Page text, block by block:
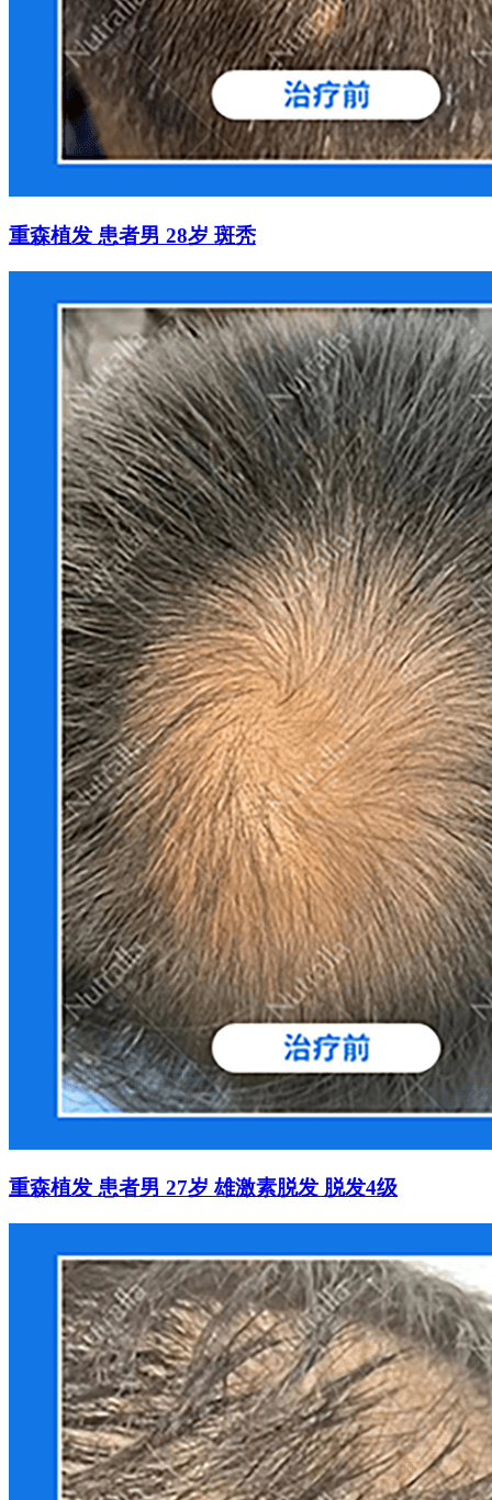
重森植发 患者男 28岁 斑秃
重森植发 患者男 27岁 雄激素脱发 脱发4级